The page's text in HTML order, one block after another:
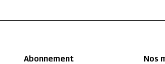
Abonnement Nos